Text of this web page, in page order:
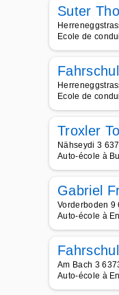
Suter
Ecole de
Ecole de
Troxler
Nähseydi 3
Auto-école à
Gabriel
Vorderboden 9
Auto-école à
Am Bach 3
Auto-école à